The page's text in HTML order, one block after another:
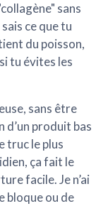
sans
ce que tu
du poisson,
tu évites les
sans être
d’un produit bas
truc le plus
ça fait le
facile. Je n’ai
bloque ou de